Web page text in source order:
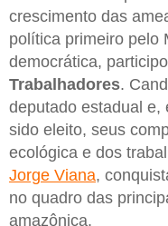
crescimento das
política primeiro pelo
democrática,
Trabalhadores.
deputado estadual e,
sido eleito, seus
ecológica e dos
Jorge Viana,
no quadro das
amazônica.